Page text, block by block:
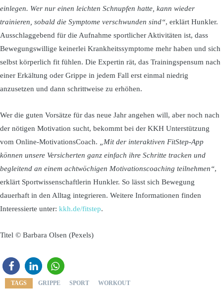
einlegen. Wer nur einen leichten Schnupfen hatte, kann wieder
trainieren, sobald die Symptome verschwunden sind“, erklärt Hunkler.
Ausschlaggebend für die Aufnahme sportlicher Aktivitäten ist, dass
Bewegungswillige keinerlei Krankheitssymptome mehr haben und sich
selbst körperlich fit fühlen. Die Expertin rät, das Trainingspensum nach
einer Erkältung oder Grippe in jedem Fall erst einmal niedrig
anzusetzen und dann schrittweise zu erhöhen.
Wer die guten Vorsätze für das neue Jahr angehen will, aber noch nach
der nötigen Motivation sucht, bekommt bei der KKH Unterstützung
vom Online-MotivationsCoach. „Mit der interaktiven FitStep-App
können unsere Versicherten ganz einfach ihre Schritte tracken und
begleitend an einem achtwöchigen Motivationscoaching teilnehmen“,
erklärt Sportwissenschaftlerin Hunkler. So lässt sich Bewegung
dauerhaft in den Alltag integrieren. Weitere Informationen finden
Interessierte unter: kkh.de/fitstep.
Titel © Barbara Olsen (Pexels)
TAGS GRIPPE SPORT WORKOUT